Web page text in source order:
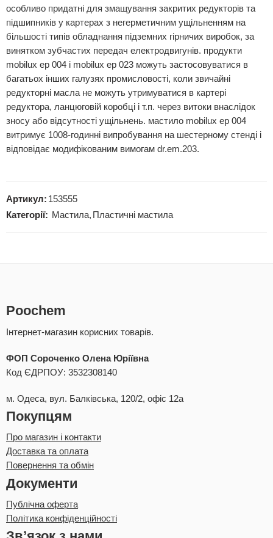
особливо придатні для змащування закритих редукторів та
підшипників у картерах з негерметичним ущільненням на
більшості типів обладнання підземних гірничих виробок, за
винятком зубчастих передач електродвигунів. продукти
mobilux ep 004 і mobilux ep 023 можуть застосовуватися в
багатьох інших галузях промисловості, коли звичайні
редукторні масла не можуть утримуватися в картері
редуктора, ланцюговій коробці і т.п. через витоки внаслідок
зносу або відсутності ущільнень. мастило mobilux ep 004
витримує 1008-годинні випробування на шестерному стенді і
відповідає модифікованим вимогам dr.em.203.
Артикул: 153555
Категорії: Мастила, Пластичні мастила
Poochem
Інтернет-магазин корисних товарів.
ФОП Сороченко Олена Юріївна
Код ЄДРПОУ: 3532308140
м. Одеса, вул. Балківська, 120/2, офіс 12а
Покупцям
Про магазин і контакти
Доставка та оплата
Повернення та обмін
Документи
Публічна оферта
Політика конфіденційності